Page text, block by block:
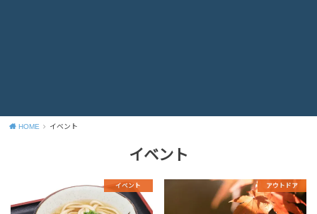
HOME イベント
イベント
イベント アウトドア